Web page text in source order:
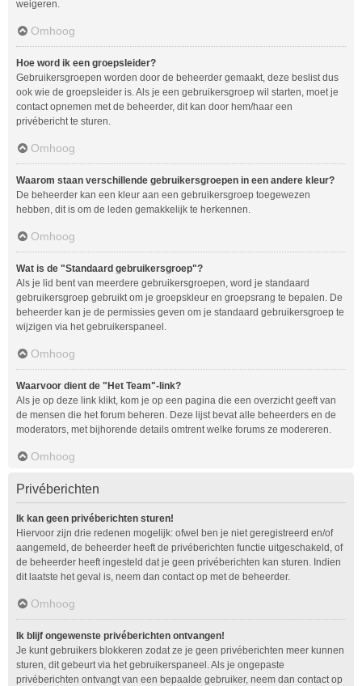
weigeren.
Omhoog
Hoe word ik een groepsleider?
Gebruikersgroepen worden door de beheerder gemaakt, deze beslist dus
ook wie de groepsleider is. Als je een gebruikersgroep wil starten, moet je
contact opnemen met de beheerder, dit kan door hem/haar een
privébericht te sturen.
Omhoog
Waarom staan verschillende gebruikersgroepen in een andere kleur?
De beheerder kan een kleur aan een gebruikersgroep toegewezen
hebben, dit is om de leden gemakkelijk te herkennen.
Omhoog
Wat is de "Standaard gebruikersgroep"?
Als je lid bent van meerdere gebruikersgroepen, word je standaard
gebruikersgroep gebruikt om je groepskleur en groepsrang te bepalen. De
beheerder kan je de permissies geven om je standaard gebruikersgroep te
wijzigen via het gebruikerspaneel.
Omhoog
Waarvoor dient de "Het Team"-link?
Als je op deze link klikt, kom je op een pagina die een overzicht geeft van
de mensen die het forum beheren. Deze lijst bevat alle beheerders en de
moderators, met bijhorende details omtrent welke forums ze modereren.
Omhoog
Privéberichten
Ik kan geen privéberichten sturen!
Hiervoor zijn drie redenen mogelijk: ofwel ben je niet geregistreerd en/of
aangemeld, de beheerder heeft de privéberichten functie uitgeschakeld, of
de beheerder heeft ingesteld dat je geen privéberichten kan sturen. Indien
dit laatste het geval is, neem dan contact op met de beheerder.
Omhoog
Ik blijf ongewenste privéberichten ontvangen!
Je kunt gebruikers blokkeren zodat ze je geen privéberichten meer kunnen
sturen, dit gebeurt via het gebruikerspaneel. Als je ongepaste
privéberichten ontvangt van een bepaalde gebruiker, neem dan contact op